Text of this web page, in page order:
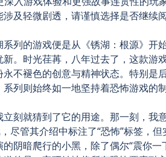
及轻微剧透，请谨慎选择是否继续阅
列的游戏便是从《锈湖：根源》开
。时光荏苒，八年过去了，这款游
不褪色的创意与精神状态。特别是
列则始终如一地坚持着恐怖游戏的制
刻就猜到了它的用途。那一刻，我
尽管其介绍中标注了“恐怖”标签，
阴暗爬行的小黑，除了偶尔“震你